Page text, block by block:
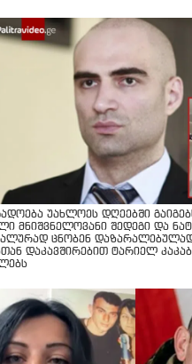
უახლოეს დღეებში
მნიშვნელოვანი შედეგი და
ცნობენ
დაკავშირებით ტარიელ